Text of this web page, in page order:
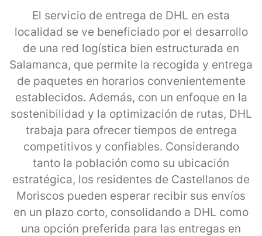
El servicio de entrega de DHL en esta
localidad se ve beneficiado por el desarrollo
de una red logística bien estructurada en
Salamanca, que permite la recogida y entrega
de paquetes en horarios convenientemente
establecidos. Además, con un enfoque en la
sostenibilidad y la optimización de rutas, DHL
trabaja para ofrecer tiempos de entrega
competitivos y confiables. Considerando
tanto la población como su ubicación
estratégica, los residentes de Castellanos de
Moriscos pueden esperar recibir sus envíos
en un plazo corto, consolidando a DHL como
una opción preferida para las entregas en